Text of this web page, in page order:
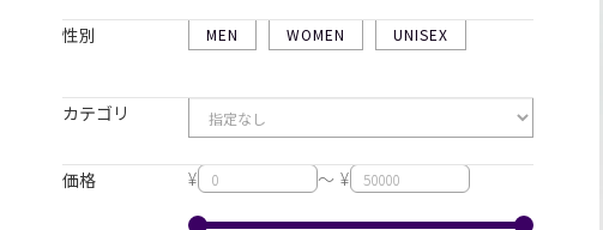
性別 MEN WOMEN UNISEX
カテゴリ
価格 ¥ ～ ¥